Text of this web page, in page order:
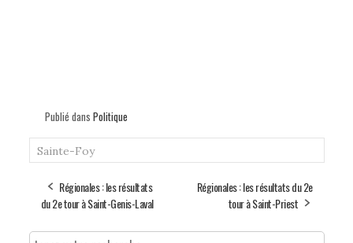
Publié dans Politique
Sainte-Foy
Régionales : les résultats
du 2e tour à Saint-Genis-Laval
Régionales : les résultats du 2e
tour à Saint-Priest